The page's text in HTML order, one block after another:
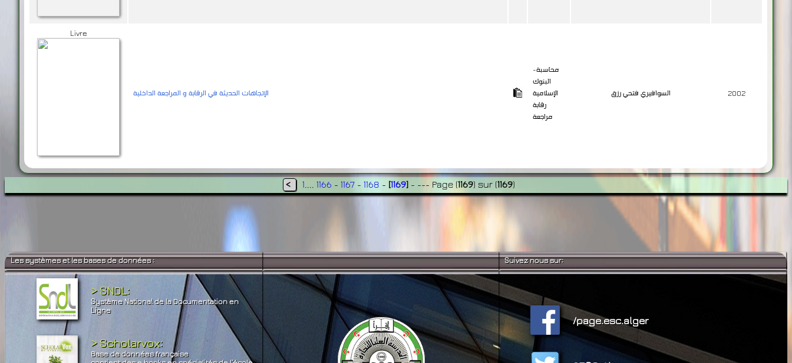
Livre
الإتجاهات الحديثة في الرقابة و المراجعة الداخلية
محاسبة-
البنوك
الإسلامية
رقابة
مراجعة
السوافيري فتحي رزق 2002
< 1 1166 - 1167 - 1168 - [1169] - --- Page (1169) sur (1169)
Les systèmes et les bases de données : Suivez nous sur:
> SNDL:
Système National de la Documentation en
Ligne
> Scholarvox:
Base de données française
/page.esc.alger